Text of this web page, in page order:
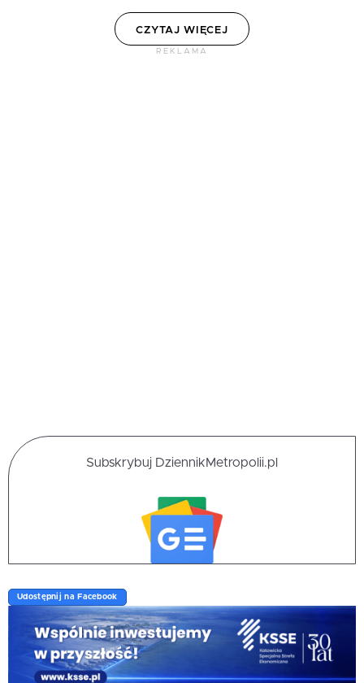
CZYTAJ WIĘCEJ
REKLAMA
Subskrybuj DziennikMetropolii.pl
Udostępnij na Facebook